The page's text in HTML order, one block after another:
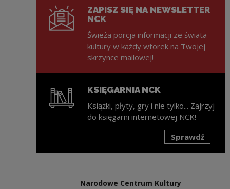
ZAPISZ SIĘ NA NEWSLETTER
NCK
Świeża porcja informacji ze świata
kultury w każdy wtorek na Twojej
skrzynce mailowej!
KSIĘGARNIA NCK
Książki, płyty, gry i nie tylko... Zajrzyj
do księgarni internetowej NCK!
Sprawdź
Narodowe Centrum Kultury